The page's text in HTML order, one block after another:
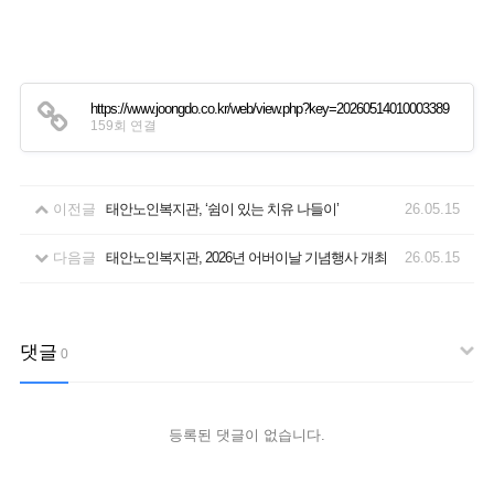
https://www.joongdo.co.kr/web/view.php?key=20260514010003389
159회 연결
이전글 태안노인복지관, ‘쉼이 있는 치유 나들이’ 26.05.15
다음글 태안노인복지관, 2026년 어버이날 기념행사 개최 26.05.15
댓글 0
등록된 댓글이 없습니다.